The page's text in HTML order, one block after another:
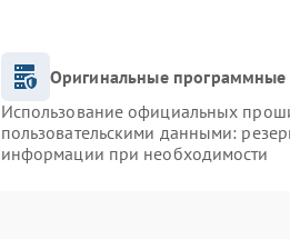
Оригинальные
Использование официальных
пользовательскими данными:
информации при необходимости